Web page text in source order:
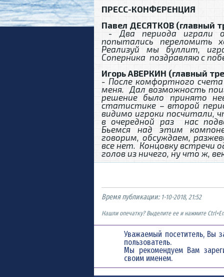
ПРЕСС-КОНФЕРЕНЦИЯ
Павел ДЕСЯТКОВ (главный
- Два периода играли
попытались переломить
Реализуй мы буллит,
Соперника поздравляю с
Игорь АВЕРКИН (главный
- После комфортного счета
меня. Дал возможность
решение было принято
статистике – второй
видимо игроки посчитали,
в очередной раз нас
Бьемся над этим
говорим, обсуждаем,
все нет. Концовку встречи
голов из ничего, ну что ж,
Время публикации: 1-10-2018, 21:52
Нашли опечатку? Выделите ее и нажмите
Уважаемый посетитель, Вы
пользователь.
Мы рекомендуем Вам
своим именем.